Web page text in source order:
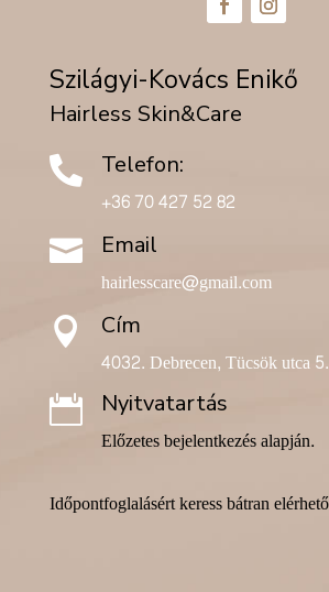
Szilágyi-Kovács Enikő
Hairless Skin&Care
 Telefon:
+36 70 427 52 82
 Email
hairlesscare@gmail.com
 Cím
4032. Debrecen, Tücsök utca 5.
 Nyitvatartás
Előzetes bejelentkezés alapján.
Időpontfoglalásért keress bátran